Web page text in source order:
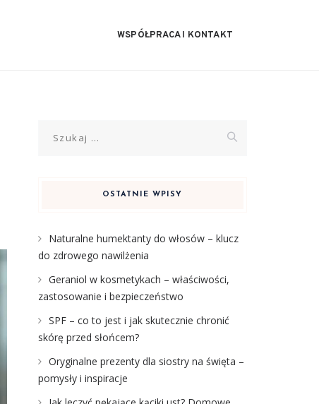
WSPÓŁPRACA I KONTAKT
OSTATNIE WPISY
Naturalne humektanty do włosów – klucz
do zdrowego nawilżenia
Geraniol w kosmetykach – właściwości,
zastosowanie i bezpieczeństwo
SPF – co to jest i jak skutecznie chronić
skórę przed słońcem?
Oryginalne prezenty dla siostry na święta –
pomysły i inspiracje